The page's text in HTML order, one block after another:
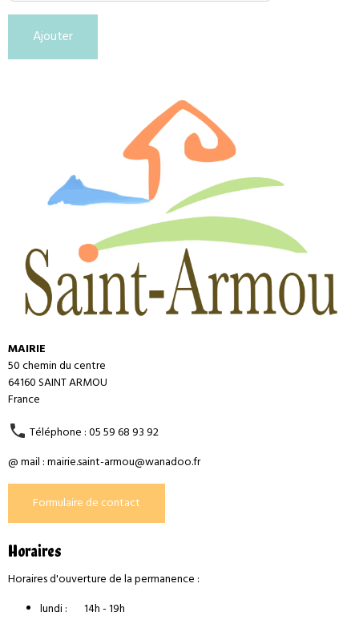
Ajouter
MAIRIE
50 chemin du centre
64160 SAINT ARMOU
France
Téléphone : 05 59 68 93 92
@ mail : mairie.saint-armou@wanadoo.fr
Formulaire de contact
Horaires
Horaires d'ouverture de la permanence :
lundi : 14h - 19h